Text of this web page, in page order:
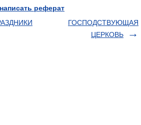
реферат
ГОСПОДСТВУЮЩАЯ
ЦЕРКОВЬ